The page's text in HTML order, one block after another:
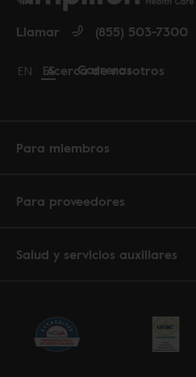
Acerca de nosotros
Carreras
Llamar (855) 503-7300
Change language to English
EN Cambiar idioma a español
ES
Para miembros
Para proveedores
Salud y servicios auxiliares